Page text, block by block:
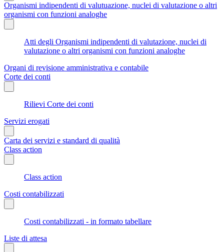
Organismi indipendenti di valutuazione, nuclei di valutazione o altri
organismi con funzioni analoghe
Atti degli Organismi indipendenti di valutazione, nuclei di
valutazione o altri organismi con funzioni analoghe
Organi di revisione amministrativa e contabile
Corte dei conti
Rilievi Corte dei conti
Servizi erogati
Carta dei servizi e standard di qualità
Class action
Class action
Costi contabilizzati
Costi contabilizzati - in formato tabellare
Liste di attesa